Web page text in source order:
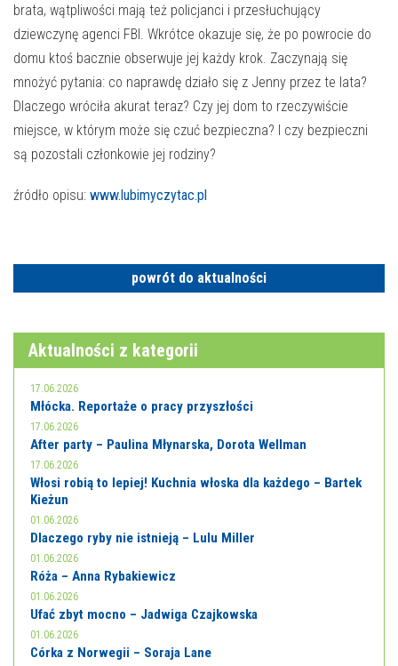
brata, wątpliwości mają też policjanci i przesłuchujący
dziewczynę agenci FBI. Wkrótce okazuje się, że po powrocie do
domu ktoś bacznie obserwuje jej każdy krok. Zaczynają się
mnożyć pytania: co naprawdę działo się z Jenny przez te lata?
Dlaczego wróciła akurat teraz? Czy jej dom to rzeczywiście
miejsce, w którym może się czuć bezpieczna? I czy bezpieczni
są pozostali członkowie jej rodziny?
źródło opisu: www.lubimyczytac.pl
powrót do aktualności
Aktualności z kategorii
17.06.2026
Młócka. Reportaże o pracy przyszłości
17.06.2026
After party – Paulina Młynarska, Dorota Wellman
17.06.2026
Włosi robią to lepiej! Kuchnia włoska dla każdego – Bartek
Kieżun
01.06.2026
Dlaczego ryby nie istnieją – Lulu Miller
01.06.2026
Róża – Anna Rybakiewicz
01.06.2026
Ufać zbyt mocno – Jadwiga Czajkowska
01.06.2026
Córka z Norwegii – Soraja Lane